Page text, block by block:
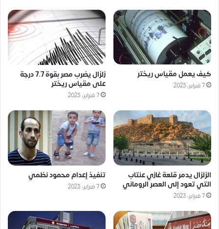
كيف يعمل مقياس ريختر
7 فبراير، 2023
زلزال يضرب مصر بقوة 7.7 درجة
على مقياس ريختر
7 فبراير، 2023
الزلزال يدمر قلعة غازي عنتاب
التي تعود إلى العصر الروماني
7 فبراير، 2023
تنفيذ إعدام محمود نظمي
7 فبراير، 2023